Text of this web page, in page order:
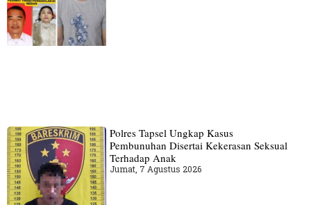
Polres Tapsel Ungkap Kasus
Pembunuhan Disertai Kekerasan Seksual
Terhadap Anak
Jumat, 7 Agustus 2026